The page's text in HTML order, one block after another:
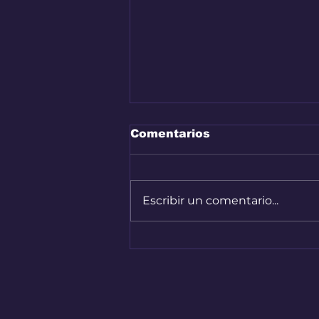
Comentarios
Escribir un comentario...